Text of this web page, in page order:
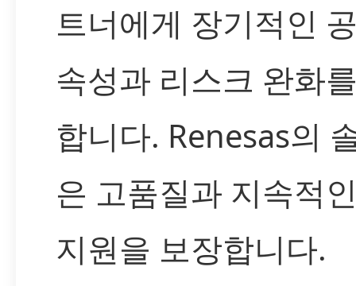
트너에게 장기적인
속성과 리스크 완화
합니다. Renesas의
은 고품질과 지속적
지원을 보장합니다.